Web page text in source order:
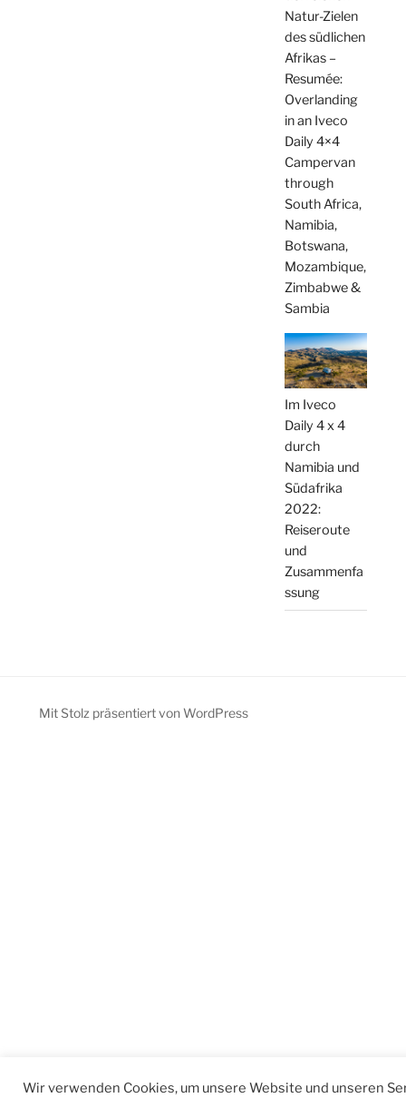
Natur-Zielen
des südlichen
Afrikas –
Resumée:
Overlanding
in an Iveco
Daily 4×4
Campervan
through
South Africa,
Namibia,
Botswana,
Mozambique,
Zimbabwe &
Sambia
Im Iveco
Daily 4 x 4
durch
Namibia und
Südafrika
2022:
Reiseroute
und
Zusammenfa
ssung
Mit Stolz präsentiert von WordPress
Wir verwenden Cookies, um unsere Website und unseren